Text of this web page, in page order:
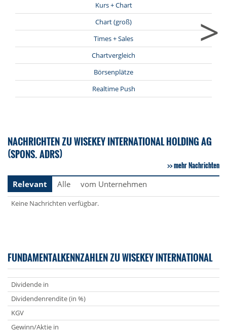
Kurs + Chart
Chart (groß)
Times + Sales
Chartvergleich
Börsenplätze
Realtime Push
>
NACHRICHTEN ZU WISEKEY INTERNATIONAL HOLDING AG
(SPONS. ADRS)
mehr Nachrichten
Relevant
Alle vom Unternehmen
Keine Nachrichten verfügbar.
FUNDAMENTALKENNZAHLEN ZU WISEKEY INTERNATIONAL
Dividende in
Dividendenrendite (in %)
KGV
Gewinn/Aktie in